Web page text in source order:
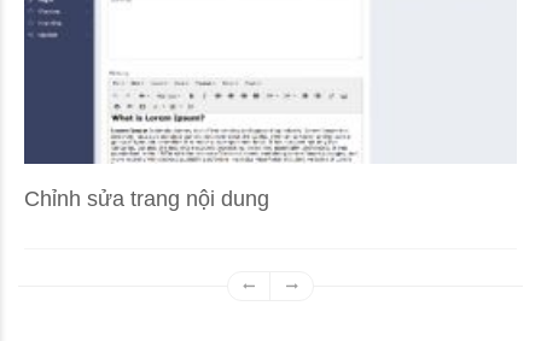
Chỉnh sửa trang nội dung